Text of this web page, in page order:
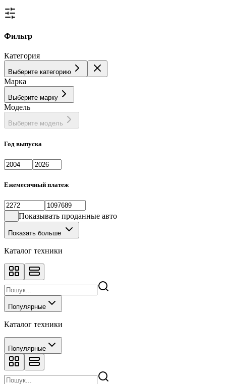
Фильтр
Категория
Выберите категорию
Марка
Выберите марку
Модель
Выберите модель
Год выпуска
Ежемесячный платеж
Показывать проданные авто
Показать больше
Каталог техники
Популярные
Каталог техники
Популярные